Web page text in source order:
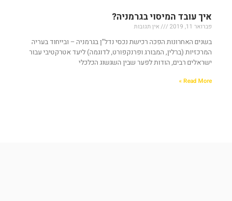
איך עובד המיסוי בגרמניה?
פברואר 11, 2019 אין תגובות
בשנים האחרונות הפכה רכישת נכסי נדל”ן בגרמניה – ובייחוד בעריה
המרכזיות (ברלין, המבורג ופרנקפורט, לדוגמה) ליעד אטרקטיבי עבור
ישראלים רבים, הודות לפער שבין השגשוג הכלכלי
Read More »